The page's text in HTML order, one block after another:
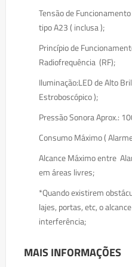
Tensão de
tipo A23 ( inclusa );
Princípio de
Radiofrequência (RF);
Iluminação:LED de Alto
Estroboscópico );
Pressão Sonora Aprox.:
Consumo Máximo (
Alcance Máximo entre
em áreas livres;
*Quando existirem
lajes, portas, etc, o
interferência;
MAIS INFORMAÇÕES